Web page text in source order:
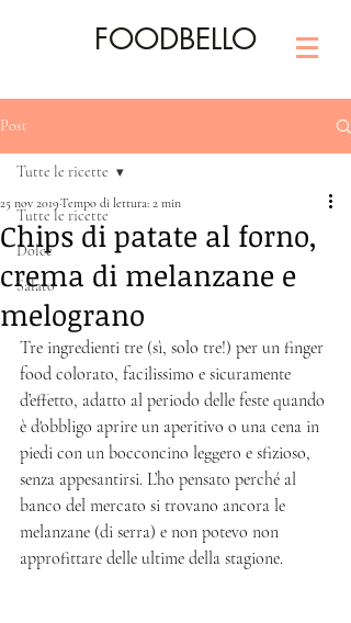
FOODBELLO
Post
Tutte le ricette
Dolce
Salato
Tutte le ricette
Chips di patate al forno,
crema di melanzane e
melograno
25 nov 2019Tempo di lettura: 2 min
Tre ingredienti tre (sì, solo tre!) per un finger
food colorato, facilissimo e sicuramente
d’effetto, adatto al periodo delle feste quando
è d'obbligo aprire un aperitivo o una cena in
piedi con un bocconcino leggero e sfizioso,
senza appesantirsi. L’ho pensato perché al
banco del mercato si trovano ancora le
melanzane (di serra) e non potevo non
approfittare delle ultime della stagione.